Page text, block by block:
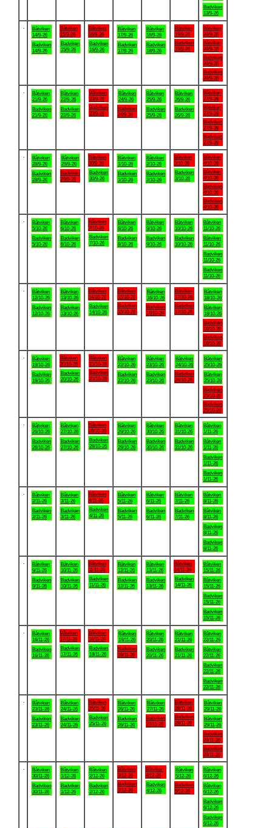
Badviken
13/9-26
Båtviken
14/9-26
Badviken
14/9-26
Båtviken
15/9-26
Badviken
15/9-26
Båtviken
16/9-26
Badviken
16/9-26
Båtviken
17/9-26
Badviken
17/9-26
Båtviken
18/9-26
Badviken
18/9-26
Båtviken
19/9-26
Badviken
19/9-26
Båtviken
20/9-26
Båtviken
20/9-26
Badviken
20/9-26
Badviken
20/9-26
Båtviken
21/9-26
Badviken
21/9-26
Båtviken
22/9-26
Badviken
22/9-26
Båtviken
23/9-26
Badviken
23/9-26
Båtviken
24/9-26
Badviken
24/9-26
Båtviken
25/9-26
Badviken
25/9-26
Båtviken
26/9-26
Badviken
26/9-26
Båtviken
27/9-26
Båtviken
27/9-26
Badviken
27/9-26
Badviken
27/9-26
Båtviken
28/9-26
Badviken
28/9-26
Båtviken
29/9-26
Badviken
29/9-26
Båtviken
30/9-26
Badviken
30/9-26
Båtviken
1/10-26
Badviken
1/10-26
Båtviken
2/10-26
Badviken
2/10-26
Båtviken
3/10-26
Badviken
3/10-26
Båtviken
4/10-26
Båtviken
4/10-26
Badviken
4/10-26
Badviken
4/10-26
Båtviken
5/10-26
Badviken
5/10-26
Båtviken
6/10-26
Badviken
6/10-26
Båtviken
7/10-26
Badviken
7/10-26
Båtviken
8/10-26
Badviken
8/10-26
Båtviken
9/10-26
Badviken
9/10-26
Båtviken
10/10-26
Badviken
10/10-26
Båtviken
11/10-26
Båtviken
11/10-26
Badviken
11/10-26
Badviken
11/10-26
Båtviken
12/10-26
Badviken
12/10-26
Båtviken
13/10-26
Badviken
13/10-26
Båtviken
14/10-26
Badviken
14/10-26
Båtviken
15/10-26
Badviken
15/10-26
Båtviken
16/10-26
Badviken
16/10-26
Båtviken
17/10-26
Badviken
17/10-26
Båtviken
18/10-26
Båtviken
18/10-26
Badviken
18/10-26
Badviken
18/10-26
Båtviken
19/10-26
Badviken
19/10-26
Båtviken
20/10-26
Badviken
20/10-26
Båtviken
21/10-26
Badviken
21/10-26
Båtviken
22/10-26
Badviken
22/10-26
Båtviken
23/10-26
Badviken
23/10-26
Båtviken
24/10-26
Badviken
24/10-26
Båtviken
25/10-26
Båtviken
25/10-26
Badviken
25/10-26
Badviken
25/10-26
Båtviken
26/10-26
Badviken
26/10-26
Båtviken
27/10-26
Badviken
27/10-26
Båtviken
28/10-26
Badviken
28/10-26
Båtviken
29/10-26
Badviken
29/10-26
Båtviken
30/10-26
Badviken
30/10-26
Båtviken
31/10-26
Badviken
31/10-26
Båtviken
1/11-26
Båtviken
1/11-26
Badviken
1/11-26
Badviken
1/11-26
Båtviken
2/11-26
Badviken
2/11-26
Båtviken
3/11-26
Badviken
3/11-26
Båtviken
4/11-26
Badviken
4/11-26
Båtviken
5/11-26
Badviken
5/11-26
Båtviken
6/11-26
Badviken
6/11-26
Båtviken
7/11-26
Badviken
7/11-26
Båtviken
8/11-26
Båtviken
8/11-26
Badviken
8/11-26
Badviken
8/11-26
Båtviken
9/11-26
Badviken
9/11-26
Båtviken
10/11-26
Badviken
10/11-26
Båtviken
11/11-26
Badviken
11/11-26
Båtviken
12/11-26
Badviken
12/11-26
Båtviken
13/11-26
Badviken
13/11-26
Båtviken
14/11-26
Badviken
14/11-26
Båtviken
15/11-26
Båtviken
15/11-26
Badviken
15/11-26
Badviken
15/11-26
Båtviken
16/11-26
Badviken
16/11-26
Båtviken
17/11-26
Badviken
17/11-26
Båtviken
18/11-26
Badviken
18/11-26
Båtviken
19/11-26
Badviken
19/11-26
Båtviken
20/11-26
Badviken
20/11-26
Båtviken
21/11-26
Badviken
21/11-26
Båtviken
22/11-26
Båtviken
22/11-26
Badviken
22/11-26
Badviken
22/11-26
Båtviken
23/11-26
Badviken
23/11-26
Båtviken
24/11-26
Badviken
24/11-26
Båtviken
25/11-26
Badviken
25/11-26
Båtviken
26/11-26
Badviken
26/11-26
Båtviken
27/11-26
Badviken
27/11-26
Båtviken
28/11-26
Badviken
28/11-26
Båtviken
29/11-26
Båtviken
29/11-26
Badviken
29/11-26
Badviken
29/11-26
Båtviken
30/11-26
Badviken
30/11-26
Båtviken
1/12-26
Badviken
1/12-26
Båtviken
2/12-26
Badviken
2/12-26
Båtviken
3/12-26
Badviken
3/12-26
Båtviken
4/12-26
Badviken
4/12-26
Båtviken
5/12-26
Badviken
5/12-26
Båtviken
6/12-26
Båtviken
6/12-26
Badviken
6/12-26
Badviken
6/12-26